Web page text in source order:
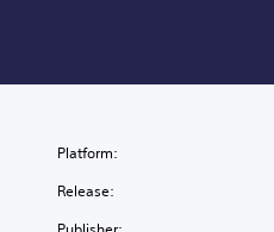
Platform:
Release: